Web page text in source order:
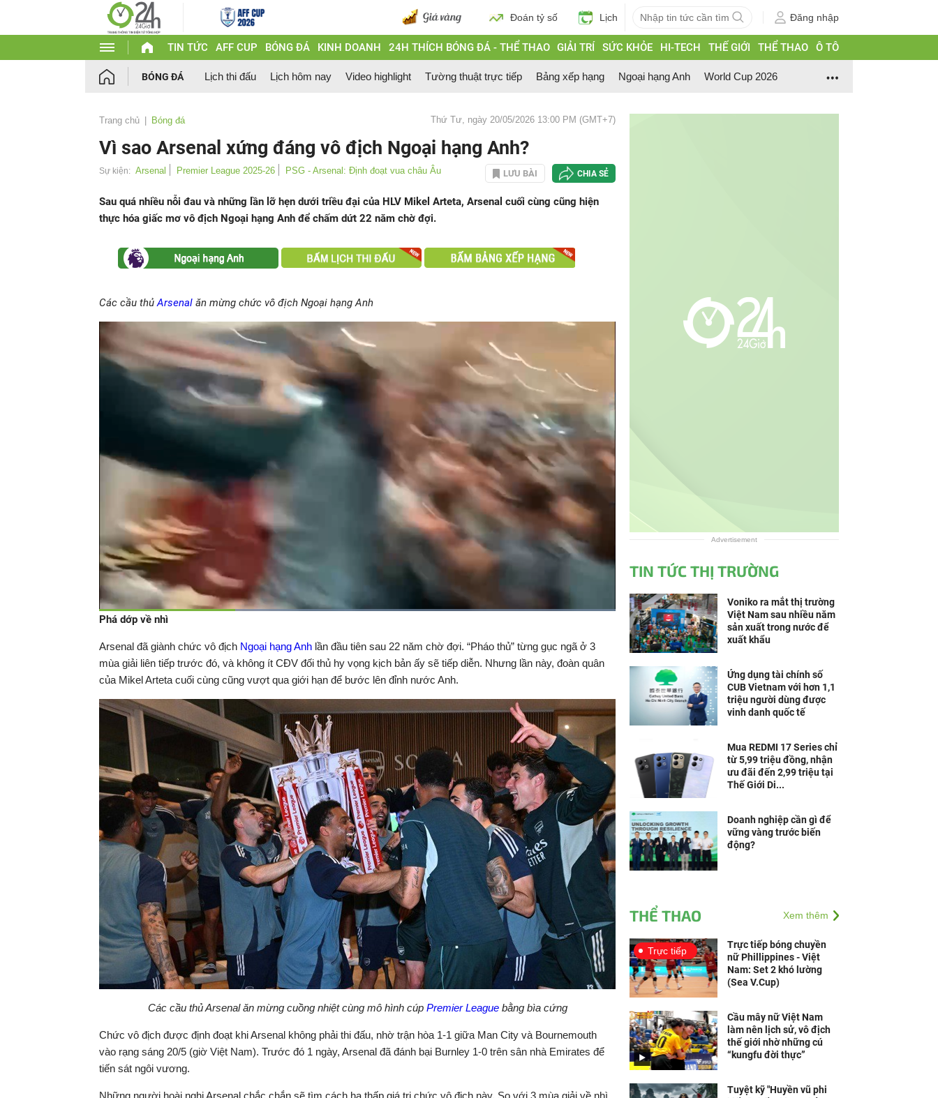
Đoán tỷ số Lịch Đăng nhập
TIN TỨC AFF CUP BÓNG ĐÁ KINH DOANH 24H THÍCH BÓNG ĐÁ - THỂ THAO GIẢI TRÍ SỨC KHỎE HI-TECH THẾ GIỚI THỂ THAO Ô TÔ
BÓNG ĐÁ Lịch thi đấu Lịch hôm nay Video highlight Tường thuật trực tiếp Bảng xếp hạng Ngoại hạng Anh World Cup 2026
Trang chủ Bóng đá Thứ Tư, ngày 20/05/2026 13:00 PM (GMT+7)
Vì sao Arsenal xứng đáng vô địch Ngoại hạng Anh?
Sự kiện: Arsenal Premier League 2025-26 PSG - Arsenal: Định đoạt vua châu Âu LƯU BÀI CHIA SẺ
Sau quá nhiều nỗi đau và những lần lỡ hẹn dưới triều đại của HLV Mikel Arteta, Arsenal cuối cùng cũng hiện
thực hóa giấc mơ vô địch Ngoại hạng Anh để chấm dứt 22 năm chờ đợi.
Các cầu thủArsenal ăn mừng chức vô địch Ngoại hạng Anh
Backward
dừng
Forward
hiện
Đã
âm
thanh
Phá dớp về nhì
Arsenal đã giành chức vô địch Ngoại hạng Anh lần đầu tiên sau 22 năm chờ đợi. “Pháo thủ” từng gục ngã ở 3
mùa giải liên tiếp trước đó, và không ít CĐV đối thủ hy vọng kịch bản ấy sẽ tiếp diễn. Nhưng lần này, đoàn quân
của Mikel Arteta cuối cùng cũng vượt qua giới hạn để bước lên đỉnh nước Anh.
Các cầu thủ Arsenal ăn mừng cuồng nhiệt cùng mô hình cúp Premier Leaguebằng bìa cứng
Chức vô địch được định đoạt khi Arsenal không phải thi đấu, nhờ trận hòa 1-1 giữa Man City và Bournemouth
vào rạng sáng 20/5 (giờ Việt Nam). Trước đó 1 ngày, Arsenal đã đánh bại Burnley 1-0 trên sân nhà Emirates để
tiến sát ngôi vương.
Những người hoài nghi Arsenal chắc chắn sẽ tìm cách hạ thấp giá trị chức vô địch này. So với 3 mùa giải về nhì
Advertisement
TIN TỨC THỊ TRƯỜNG
Voniko ra mắt thị trường
Việt Nam sau nhiều năm
sản xuất trong nước để
xuất khẩu
Ứng dụng tài chính số
CUB Vietnam với hơn 1,1
triệu người dùng được
vinh danh quốc tế
Mua REDMI 17 Series chỉ
từ 5,99 triệu đồng, nhận
ưu đãi đến 2,99 triệu tại
Thế Giới Di...
Doanh nghiệp cần gì để
vững vàng trước biến
động?
THỂ THAO Xem thêm
Trực tiếp
Trực tiếp bóng chuyền
nữ Phillippines - Việt
Nam: Set 2 khó lường
(Sea V.Cup)
Cầu mây nữ Việt Nam
làm nên lịch sử, vô địch
thế giới nhờ những cú
“kungfu đời thực”
Tuyệt kỹ "Huyền vũ phi